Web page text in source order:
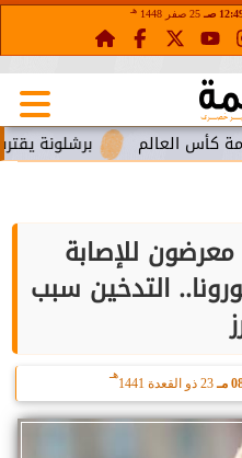
صـ 25 صفر 1448 هـ
برشلونة يقترب من
شباب معرضون للإصابة
التدخين سبب
مـ 23 ذو القعدة 1441
هـ